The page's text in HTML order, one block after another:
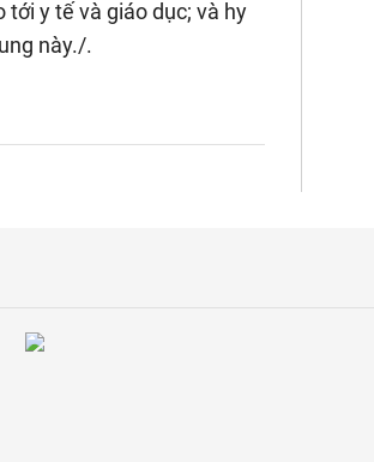
y tế và giáo dục; và hy
này./.